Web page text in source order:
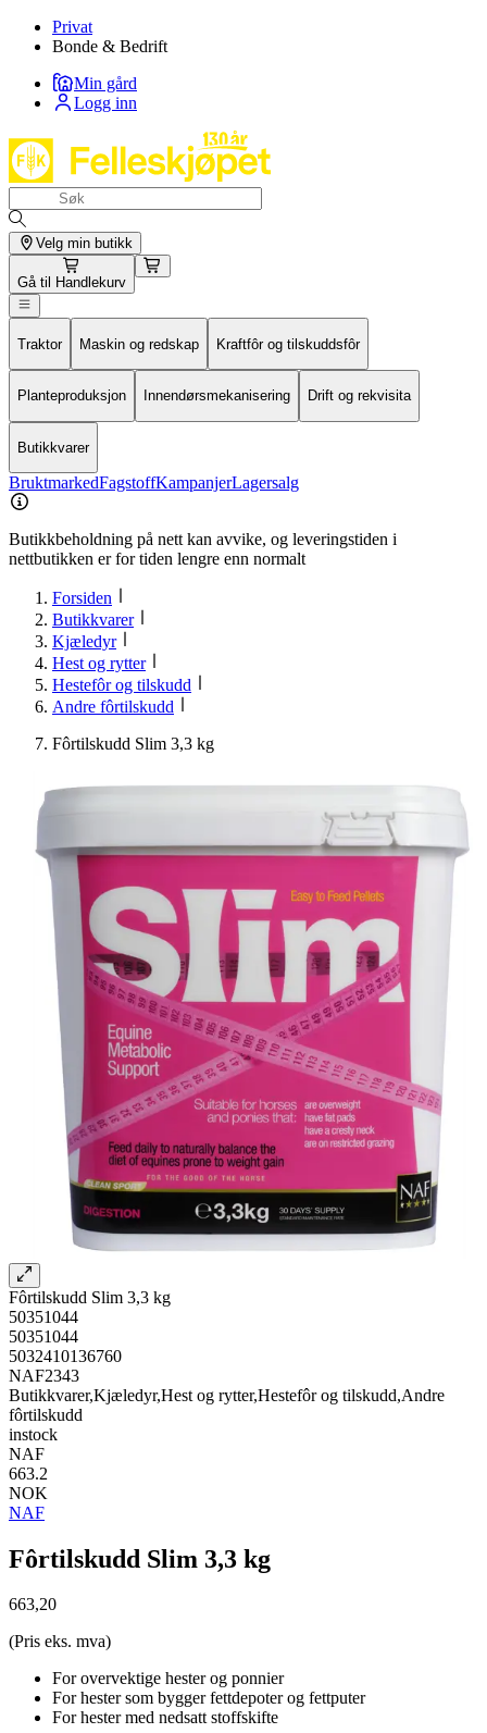
Privat
Bonde & Bedrift
Min gård
Logg inn
Velg min butikk
Gå til Handlekurv
Traktor Maskin og redskap Kraftfôr og tilskuddsfôr
Planteproduksjon Innendørsmekanisering Drift og rekvisita
Butikkvarer
BruktmarkedFagstoffKampanjerLagersalg
Butikkbeholdning på nett kan avvike, og leveringstiden i
nettbutikken er for tiden lengre enn normalt
Forsiden
Butikkvarer
Kjæledyr
Hest og rytter
Hestefôr og tilskudd
Andre fôrtilskudd
Fôrtilskudd Slim 3,3 kg
Fôrtilskudd Slim 3,3 kg
50351044
50351044
5032410136760
NAF2343
Butikkvarer,Kjæledyr,Hest og rytter,Hestefôr og tilskudd,Andre
fôrtilskudd
instock
NAF
663.2
NOK
NAF
Fôrtilskudd Slim 3,3 kg
663,20
(Pris eks. mva)
For overvektige hester og ponnier
For hester som bygger fettdepoter og fettputer
For hester med nedsatt stoffskifte